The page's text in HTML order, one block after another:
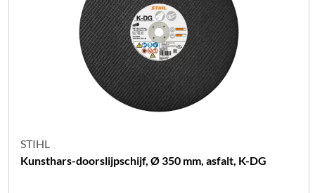
STIHL
Kunsthars-doorslijpschijf, Ø 350 mm, asfalt, K-DG